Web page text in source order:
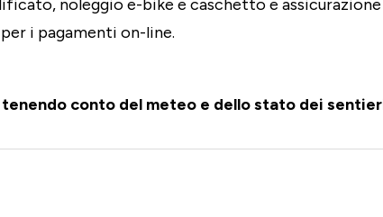
noleggio e-bike e caschetto e assicurazione
i pagamenti on-line.
conto del meteo e dello stato dei